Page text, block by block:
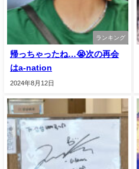
ランキング
帰っちゃったね…😭次の再会
はa-nation
2024年8月12日